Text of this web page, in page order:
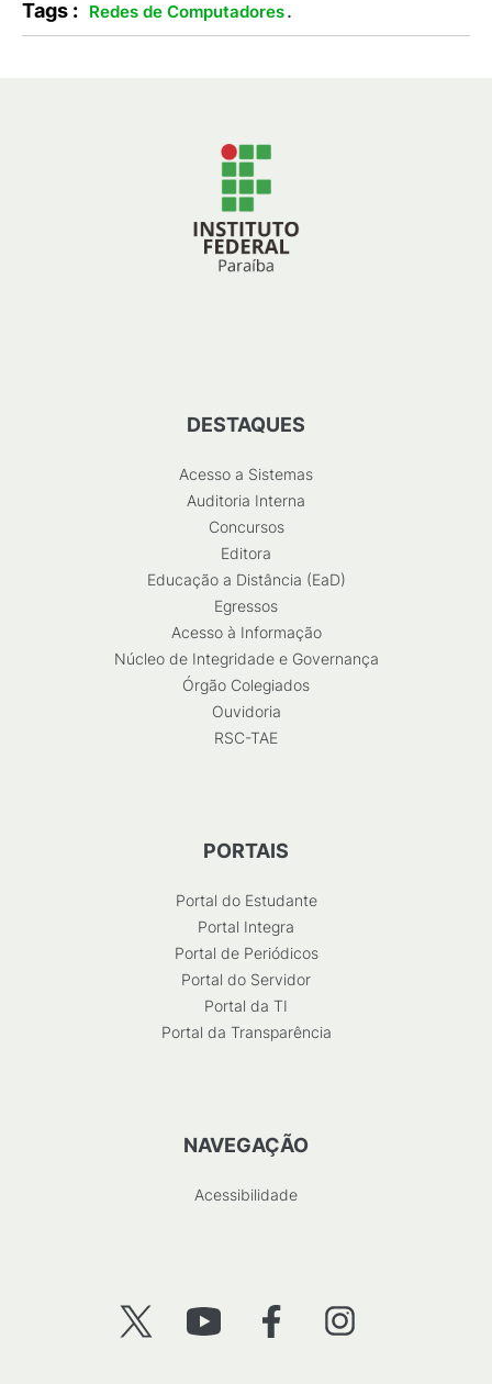
Tags : Redes de Computadores.
DESTAQUES
Acesso a Sistemas
Auditoria Interna
Concursos
Editora
Educação a Distância (EaD)
Egressos
Acesso à Informação
Núcleo de Integridade e Governança
Órgão Colegiados
Ouvidoria
RSC-TAE
PORTAIS
Portal do Estudante
Portal Integra
Portal de Periódicos
Portal do Servidor
Portal da TI
Portal da Transparência
NAVEGAÇÃO
Acessibilidade